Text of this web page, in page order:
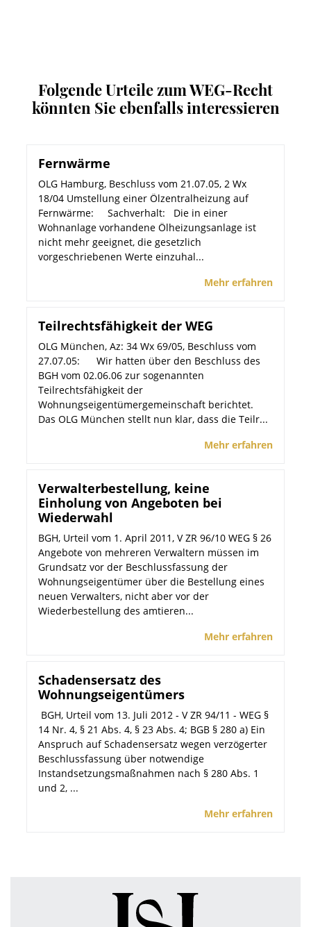
Folgende Urteile zum WEG-Recht
könnten Sie ebenfalls interessieren
Fernwärme
OLG Hamburg, Beschluss vom 21.07.05, 2 Wx
18/04 Umstellung einer Ölzentralheizung auf
Fernwärme: Sachverhalt: Die in einer
Wohnanlage vorhandene Ölheizungsanlage ist
nicht mehr geeignet, die gesetzlich
vorgeschriebenen Werte einzuhal...
Mehr erfahren
Teilrechtsfähigkeit der WEG
OLG München, Az: 34 Wx 69/05, Beschluss vom
27.07.05: Wir hatten über den Beschluss des
BGH vom 02.06.06 zur sogenannten
Teilrechtsfähigkeit der
Wohnungseigentümergemeinschaft berichtet.
Das OLG München stellt nun klar, dass die Teilr...
Mehr erfahren
Verwalterbestellung, keine
Einholung von Angeboten bei
Wiederwahl
BGH, Urteil vom 1. April 2011, V ZR 96/10 WEG § 26
Angebote von mehreren Verwaltern müssen im
Grundsatz vor der Beschlussfassung der
Wohnungseigentümer über die Bestellung eines
neuen Verwalters, nicht aber vor der
Wiederbestellung des amtieren...
Mehr erfahren
Schadensersatz des
Wohnungseigentümers
BGH, Urteil vom 13. Juli 2012 - V ZR 94/11 - WEG §
14 Nr. 4, § 21 Abs. 4, § 23 Abs. 4; BGB § 280 a) Ein
Anspruch auf Schadensersatz wegen verzögerter
Beschlussfassung über notwendige
Instandsetzungsmaßnahmen nach § 280 Abs. 1
und 2, ...
Mehr erfahren